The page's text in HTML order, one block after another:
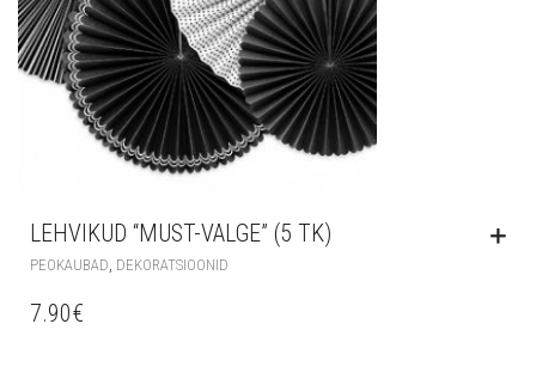
LEHVIKUD “MUST-VALGE” (5 TK)
PEOKAUBAD, DEKORATSIOONID
7.90€